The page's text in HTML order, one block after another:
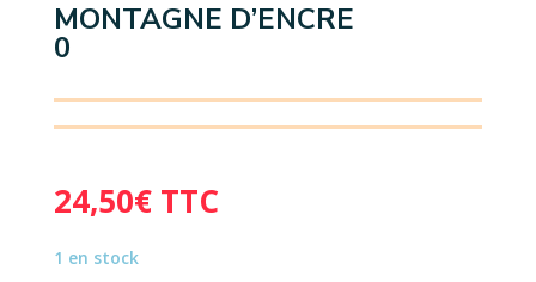
MONTAGNE D’ENCRE
0
24,50€ TTC
1 en stock